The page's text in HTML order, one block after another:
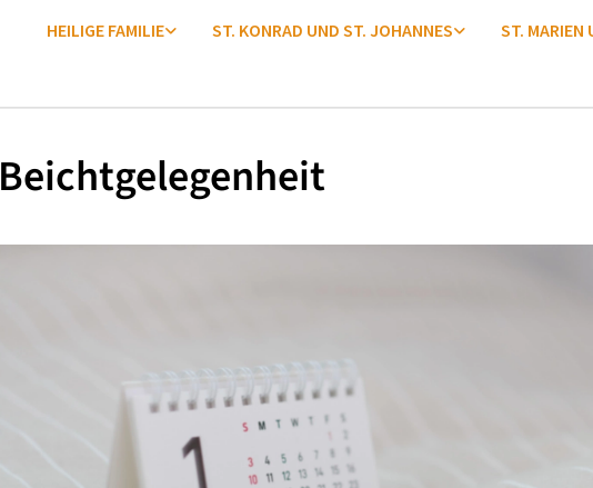
HEILIGE FAMILIE ST. KONRAD UND ST. JOHANNES ST. MARIEN
Beichtgelegenheit